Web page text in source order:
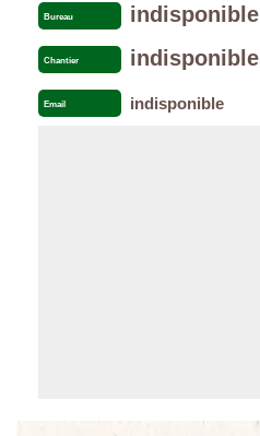
Bureau indisponible
Chantier indisponible
Email indisponible